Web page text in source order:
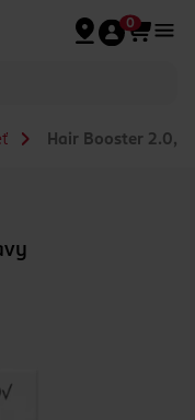
0
Hair Booster 2.0,